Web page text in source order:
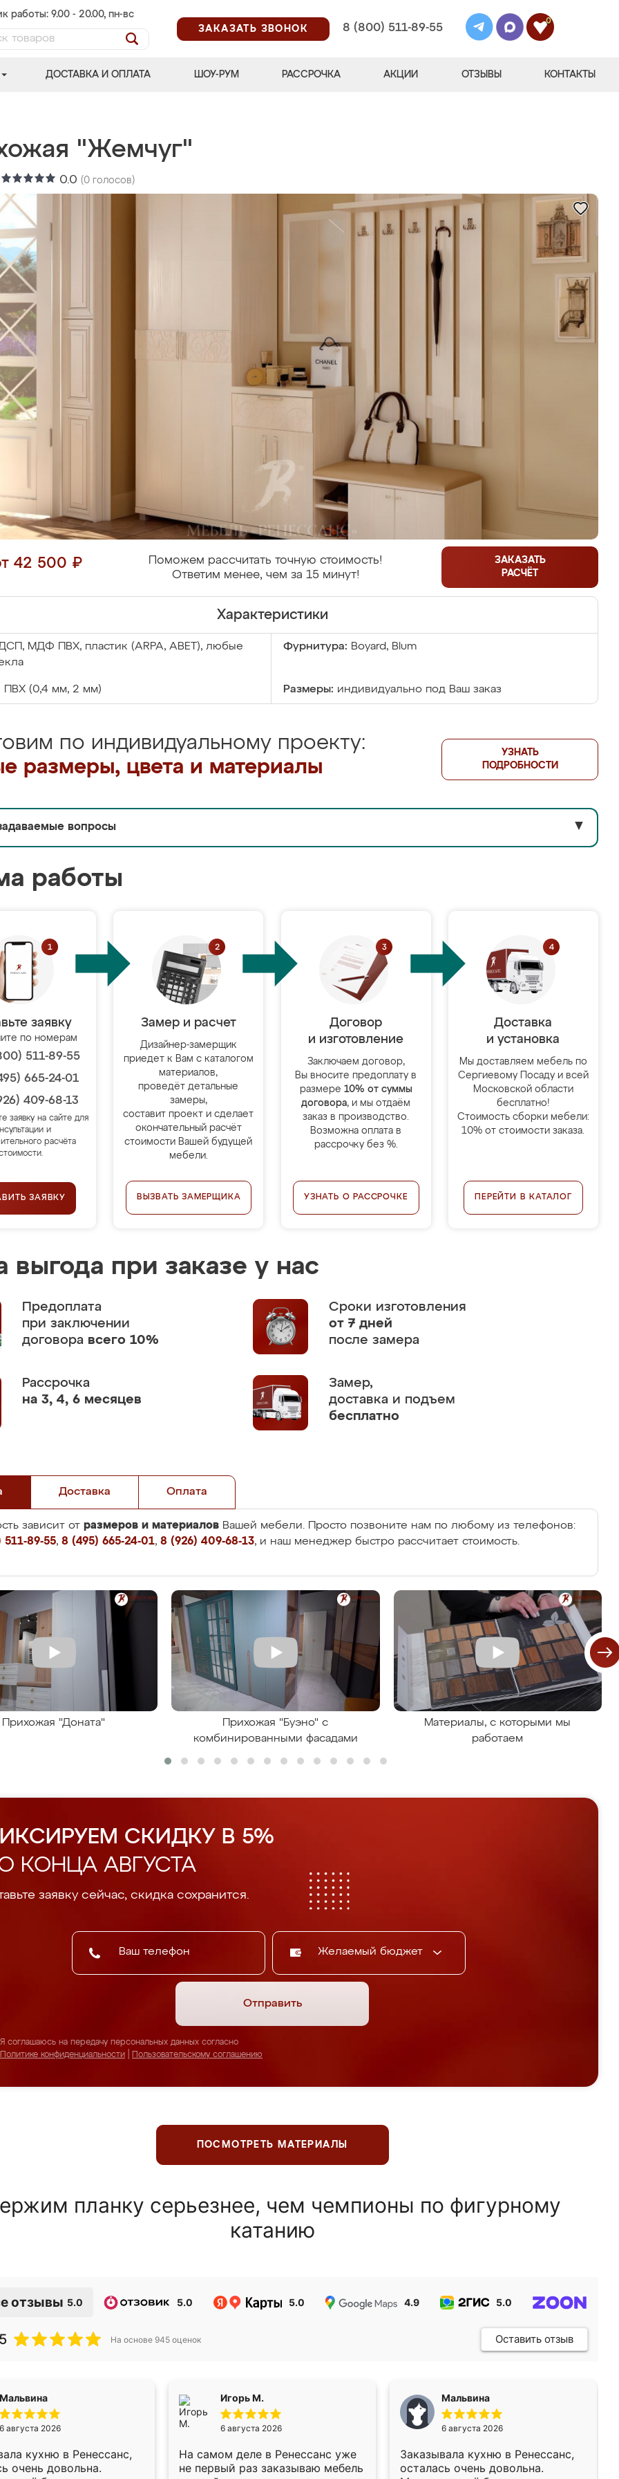
работы: 9.00 - 20.00, пн-вс
ЗАКАЗАТЬ ЗВОНОК
8 (800) 511-89-55
0
ДОСТАВКА И ОПЛАТА ШОУ-РУМ РАССРОЧКА АКЦИИ ОТЗЫВЫ КОНТАКТЫ
"Жемчуг"
0.0 (0 голосов)
42 500 ₽
Поможем рассчитать точную стоимость!
Ответим менее, чем за 15 минут!
ЗАКАЗАТЬ
РАСЧЁТ
Характеристики
МДФ ПВХ, пластик (ARPA, ABET), любые
Фурнитура: Boyard, Blum
ПВХ (0,4 мм, 2 мм) Размеры: индивидуально под Ваш заказ
по индивидуальному проекту:
размеры, цвета и материалы
УЗНАТЬ
ПОДРОБНОСТИ
вопросы ▼
работы
заявку
по номерам
511-89-55
665-24-01
409-68-13
заявку на сайте для
и
расчёта
ЗАЯВКУ
Замер и расчет
Дизайнер-замерщик
приедет к Вам с каталогом
материалов,
проведёт детальные
замеры,
составит проект и сделает
окончательный расчёт
стоимости Вашей будущей
мебели.
ВЫЗВАТЬ ЗАМЕРЩИКА
Договор
и изготовление
Заключаем договор,
Вы вносите предоплату в
размере 10% от суммы
договора, и мы отдаём
заказ в производство.
Возможна оплата в
рассрочку без %.
УЗНАТЬ О РАССРОЧКЕ
Доставка
и установка
Мы доставляем мебель по
Сергиевому Посаду и всей
Московской области
бесплатно!
Стоимость сборки мебели:
10% от стоимости заказа.
ПЕРЕЙТИ В КАТАЛОГ
выгода при заказе у нас
Предоплата
при заключении
договора всего 10%
Сроки изготовления
от 7 дней
после замера
Рассрочка
на 3, 4, 6 месяцев
Замер,
доставка и подъем
бесплатно
Доставка Оплата
зависит от размеров и материалов Вашей мебели. Просто позвоните нам по любому из телефонов:
89-55, 8 (495) 665-24-01, 8 (926) 409-68-13, и наш менеджер быстро рассчитает стоимость.
Прихожая "Доната"
Прихожая "Буэно" с
комбинированными фасадами
Материалы, с которыми мы
работаем
СКИДКУ В 5%
КОНЦА АВГУСТА
заявку сейчас, скидка сохранится.
Желаемый бюджет
Отправить
Я соглашаюсь на передачу персональных данных согласно
Политике конфиденциальности
Пользовательскому соглашению
ПОСМОТРЕТЬ МАТЕРИАЛЫ
планку серьезнее, чем чемпионы по фигурному
катанию
отзывы 5.0 5.0 5.0 4.9 5.0
На основе 945 оценок Оставить отзыв
Мальвина
6 августа 2026
кухню в Ренессанс,
очень довольна.
Игорь М.
6 августа 2026
На самом деле в Ренессанс уже
не первый раз заказываю мебель
Мальвина
6 августа 2026
Заказывала кухню в Ренессанс,
осталась очень довольна.